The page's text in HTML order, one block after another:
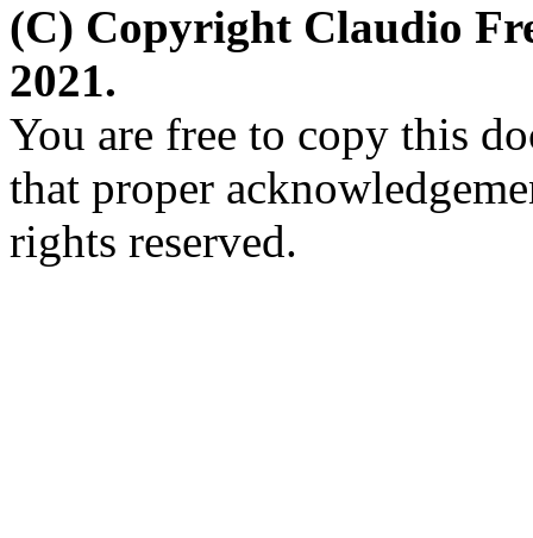
(C) Copyright Claudio
2021.
You are free to copy this
that proper
rights reserved.